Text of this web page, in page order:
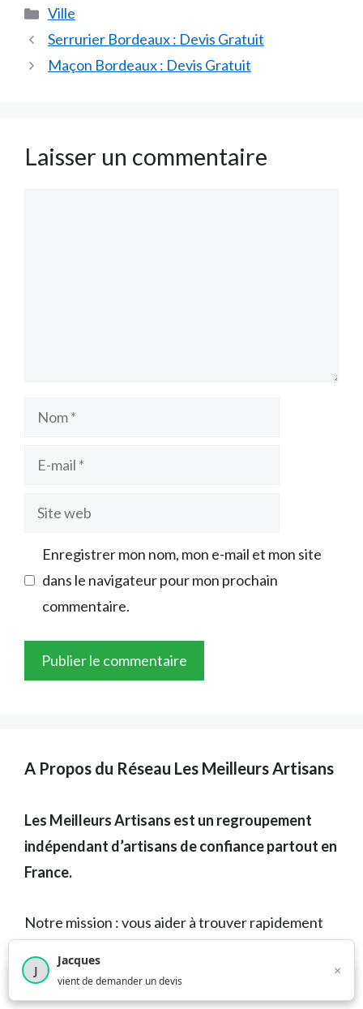
Catégories
Ville
Serrurier Bordeaux : Devis Gratuit
Maçon Bordeaux : Devis Gratuit
Laisser un commentaire
Nom
Site
Enregistrer mon nom, mon e-mail et mon site
dans le navigateur pour mon prochain
commentaire.
A Propos du Réseau Les Meilleurs Artisans
Les Meilleurs Artisans est un regroupement
indépendant d’artisans de confiance partout en
France.
Notre mission : vous aider à trouver rapidement
bon prix, en toute transparence.
4 210utilisateurs ce mois-ci
J
Jacques
vient de demander un devis
×